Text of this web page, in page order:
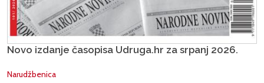
Novo izdanje časopisa Udruga.hr za srpanj 2026.
Narudžbenica